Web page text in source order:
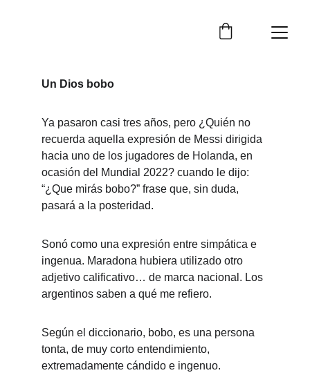
Un Dios bobo
Ya pasaron casi tres años, pero ¿Quién no
recuerda aquella expresión de Messi dirigida
hacia uno de los jugadores de Holanda, en
ocasión del Mundial 2022? cuando le dijo:
“¿Que mirás bobo?” frase que, sin duda,
pasará a la posteridad.
Sonó como una expresión entre simpática e
ingenua. Maradona hubiera utilizado otro
adjetivo calificativo… de marca nacional. Los
argentinos saben a qué me refiero.
Según el diccionario, bobo, es una persona
tonta, de muy corto entendimiento,
extremadamente cándido e ingenuo.